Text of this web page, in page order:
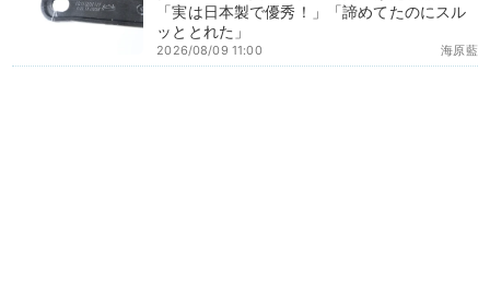
「実は日本製で優秀！」「諦めてたのにスル
ッととれた」
海原藍
2026/08/09 11:00